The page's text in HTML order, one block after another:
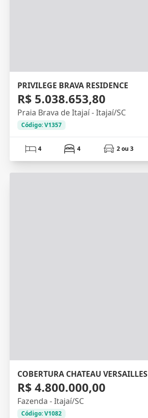
PRIVILEGE BRAVA RESIDENCE
R$ 5.038.653,80
Praia Brava de Itajaí - Itajaí/SC
Código: V1357
4 4 2 ou 3
COBERTURA CHATEAU VERSAILLES
R$ 4.800.000,00
Fazenda - Itajaí/SC
Código: V1082